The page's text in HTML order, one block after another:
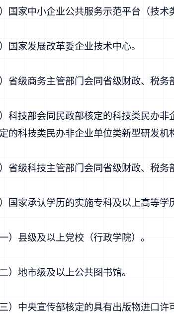
家中小企业公共服务示范平台（技术
家发展改革委企业技术中心。
级商务主管部门会同省级财政、税务
技部会同民政部核定的科技类民办非
的科技类民办非企业单位类新型研发机
级科技主管部门会同省级财政、税务
家承认学历的实施专科及以上高等学
县级及以上党校（行政学院）。
地市级及以上公共图书馆。
中央宣传部核定的具有出版物进口许